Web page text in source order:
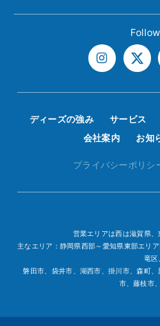
ディーズの強み サービス
会社案内
お知
プライバシーポリシ
営業エリアは西は滋賀県
主なエリア：静岡県西部～愛知県東部エリ
竜区
磐田市、袋井市、湖西市、掛川市、森町
市、藤枝市